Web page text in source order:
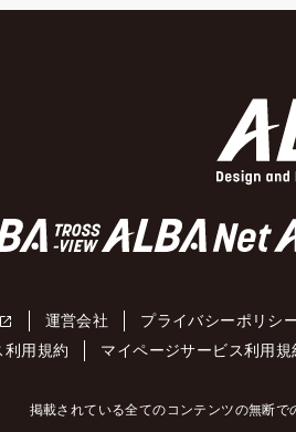
運営会社 プライバシーポリシ
利用規約
マイページサービス利用規
掲載されている全てのコンテンツの無断